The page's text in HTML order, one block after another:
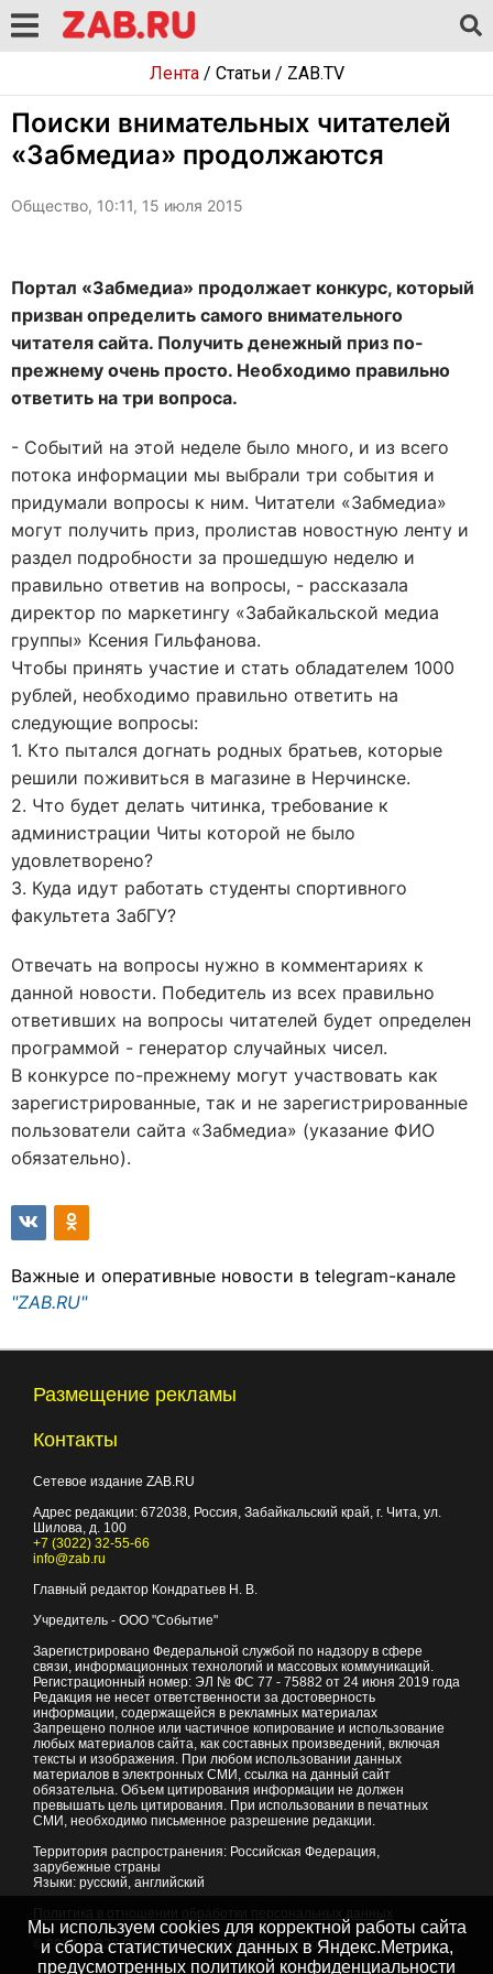
Лента/ Статьи/ ZAB.TV
Поиски внимательных читателей
«Забмедиа» продолжаются
Общество, 10:11, 15 июля 2015
Портал «Забмедиа» продолжает конкурс, который
призван определить самого внимательного
читателя сайта. Получить денежный приз по-
прежнему очень просто. Необходимо правильно
ответить на три вопроса.
- Событий на этой неделе было много, и из всего
потока информации мы выбрали три события и
придумали вопросы к ним. Читатели «Забмедиа»
могут получить приз, пролистав новостную ленту и
раздел подробности за прошедшую неделю и
правильно ответив на вопросы, - рассказала
директор по маркетингу «Забайкальской медиа
группы» Ксения Гильфанова.
Чтобы принять участие и стать обладателем 1000
рублей, необходимо правильно ответить на
следующие вопросы:
1. Кто пытался догнать родных братьев, которые
решили поживиться в магазине в Нерчинске.
2. Что будет делать читинка, требование к
администрации Читы которой не было
удовлетворено?
3. Куда идут работать студенты спортивного
факультета ЗабГУ?
Отвечать на вопросы нужно в комментариях к
данной новости. Победитель из всех правильно
ответивших на вопросы читателей будет определен
программой - генератор случайных чисел.
В конкурсе по-прежнему могут участвовать как
зарегистрированные, так и не зарегистрированные
пользователи сайта «Забмедиа» (указание ФИО
обязательно).
Важные и оперативные новости в telegram-канале
"ZAB.RU"
Размещение рекламы
Контакты
Сетевое издание ZAB.RU
Адрес редакции: 672038, Россия, Забайкальский край, г. Чита, ул.
Шилова, д. 100
+7 (3022) 32-55-66
info@zab.ru
Главный редактор Кондратьев Н. В.
Учредитель - ООО "Событие"
Зарегистрировано Федеральной службой по надзору в сфере
связи, информационных технологий и массовых коммуникаций.
Регистрационный номер: ЭЛ № ФС 77 - 75882 от 24 июня 2019 года
Редакция не несет ответственности за достоверность
информации, содержащейся в рекламных материалах
Запрещено полное или частичное копирование и использование
любых материалов сайта, как составных произведений, включая
тексты и изображения. При любом использовании данных
материалов в электронных СМИ, ссылка на данный сайт
обязательна. Объем цитирования информации не должен
превышать цель цитирования. При использовании в печатных
СМИ, необходимо письменное разрешение редакции.
Территория распространения: Российская Федерация,
зарубежные страны
Языки: русский, английский
© 2007 - 2026Портал Читы и Забайкальского края
Мы используем cookies для корректной работы сайта
и сбора статистических данных в Яндекс.Метрика,
предусмотренных политикой конфиденциальности